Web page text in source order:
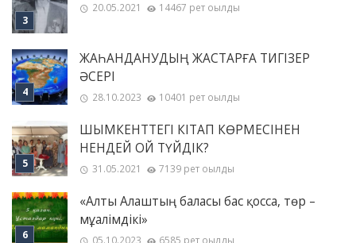
20.05.2021 14467 рет оқылды
ЖАҺАНДАНУДЫҢ ЖАСТАРҒА ТИГІЗЕР
ӘСЕРІ
28.10.2023 10401 рет оқылды
ШЫМКЕНТТЕГІ КІТАП КӨРМЕСІНЕН
НЕНДЕЙ ОЙ ТҮЙДІК?
31.05.2021 7139 рет оқылды
«Алты Алаштың баласы бас қосса, төр –
мұғалімдікі»